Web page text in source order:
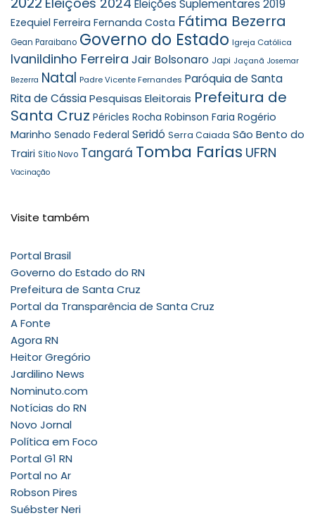
Eleições Suplementares 2019
Ezequiel Ferreira Fernanda Costa Fátima Bezerra
Gean Paraibano Governo do Estado Igreja Católica
Ivanildinho Ferreira Jair Bolsonaro Japi Jaçanã Josemar
Bezerra Natal Padre Vicente Fernandes Paróquia de Santa
Rita de CássiaPesquisas Eleitorais Prefeitura de
Santa Cruz Péricles Rocha Robinson Faria Rogério
Marinho Senado Federal Seridó Serra Caiada São Bento do
Trairi Sítio Novo Tangará Tomba Farias UFRN
Vacinação
Visite também
Portal Brasil
Governo do Estado do RN
Prefeitura de Santa Cruz
Portal da Transparência de Santa Cruz
A Fonte
Agora RN
Heitor Gregório
Jardilino News
Nominuto.com
Notícias do RN
Novo Jornal
Política em Foco
Portal G1 RN
Portal no Ar
Robson Pires
Suébster Neri